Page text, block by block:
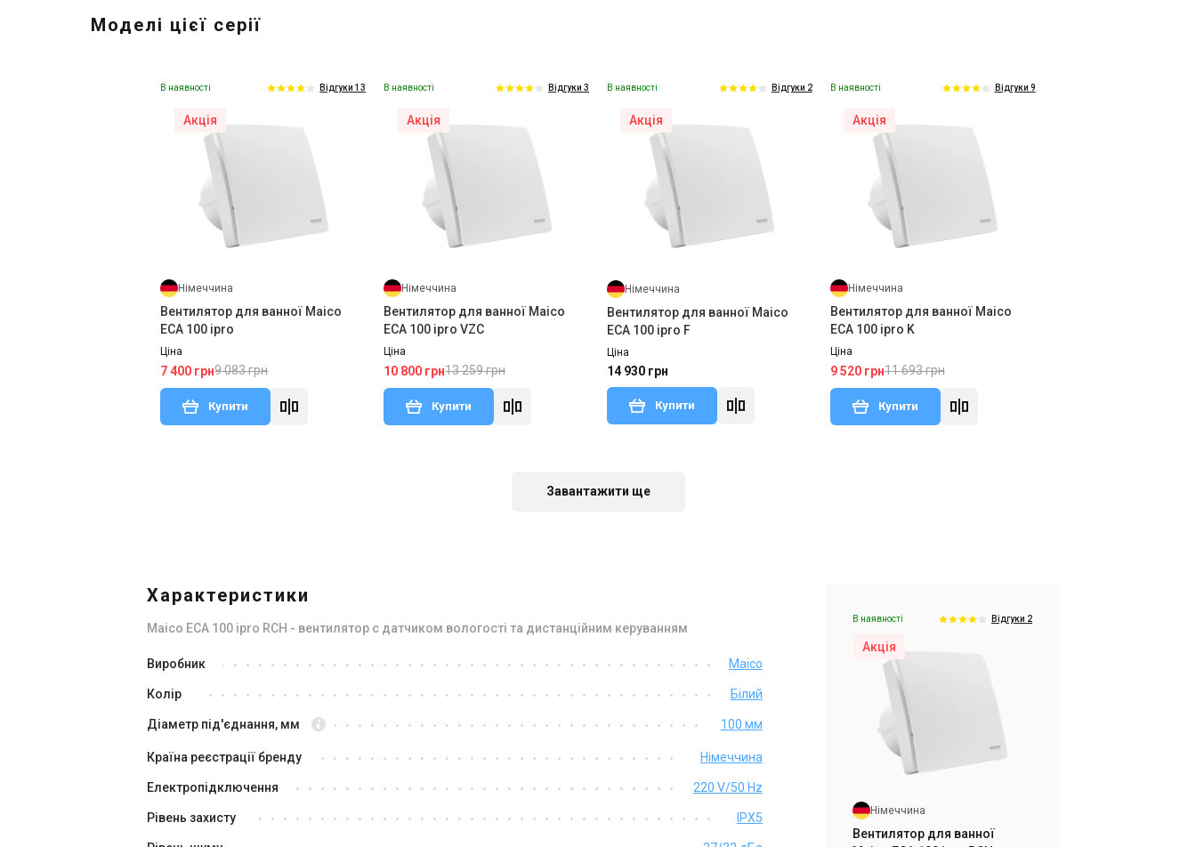
Моделі цієї серії
В наявності Відгуки 13
Акція
Німеччина
Вентилятор для ванної Maico
ECA 100 ipro
Ціна
7 400 грн9 083 грн
Купити
В наявності Відгуки 3
Акція
Німеччина
Вентилятор для ванної Maico
ECA 100 ipro VZC
Ціна
10 800 грн13 259 грн
Купити
В наявності Відгуки 2
Акція
Німеччина
Вентилятор для ванної Maico
ECA 100 ipro F
Ціна
14 930 грн
Купити
В наявності Відгуки 9
Акція
Німеччина
Вентилятор для ванної Maico
ECA 100 ipro K
Ціна
9 520 грн11 693 грн
Купити
ECA 100 ipro KVZC з таймером
12 920 грн 15 869 грн
ECA 100 ipro KF
Акція
ECA 100 ipro B
Німеччина
Вентилятор для ванної Maico
ECA 100 ipro H
12 160 грн 14 930 грн
Купити
В наявності Відгуки 2 В наявності Відгуки 6 В наявності В наявності
Завантажити ще
Характеристики
Maico ECA 100 ipro RCH - вентилятор с датчиком вологості та дистанційним керуванням
Виробник Maico
Колір Білий
Діаметр під'єднання, мм 100 мм
Країна реєстрації бренду Німеччина
Електропідключення 220 V/50 Hz
Рівень захисту IPX5
В наявності Відгуки 2
Акція
Німеччина
Вентилятор для ванної